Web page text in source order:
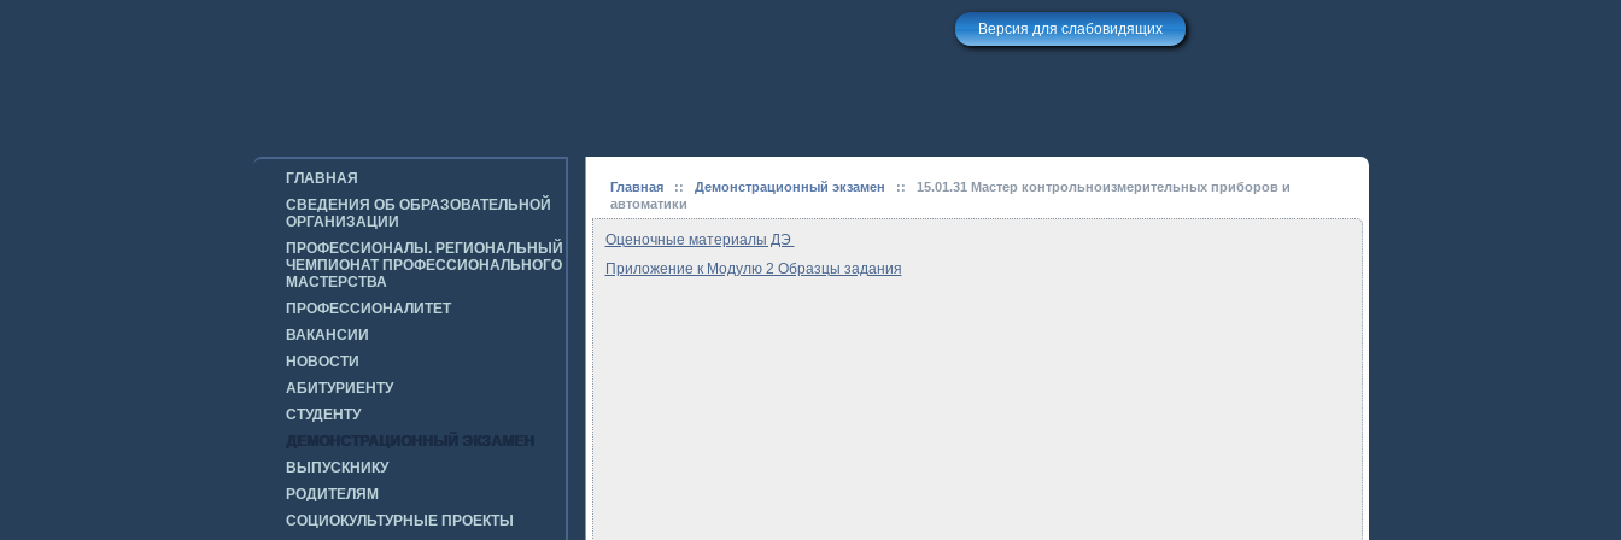
Версия для слабовидящих
ГЛАВНАЯ
СВЕДЕНИЯ ОБ ОБРАЗОВАТЕЛЬНОЙ
ОРГАНИЗАЦИИ
ПРОФЕССИОНАЛЫ. РЕГИОНАЛЬНЫЙ
ЧЕМПИОНАТ ПРОФЕССИОНАЛЬНОГО
МАСТЕРСТВА
ПРОФЕССИОНАЛИТЕТ
ВАКАНСИИ
НОВОСТИ
АБИТУРИЕНТУ
СТУДЕНТУ
ВЫПУСКНИКУ
РОДИТЕЛЯМ
СОЦИОКУЛЬТУРНЫЕ ПРОЕКТЫ
Главная:: Демонстрационный экзамен :: 15.01.31 Мастер контрольноизмерительных приборов и
автоматики
Оценочные материалы ДЭ
Приложение к Модулю 2 Образцы задания